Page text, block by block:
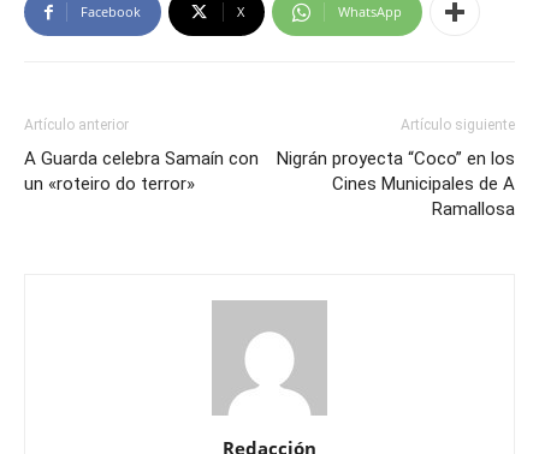
Facebook X WhatsApp
Artículo anterior
A Guarda celebra Samaín con
un «roteiro do terror»
Artículo siguiente
Nigrán proyecta “Coco” en los
Cines Municipales de A
Ramallosa
Redacción